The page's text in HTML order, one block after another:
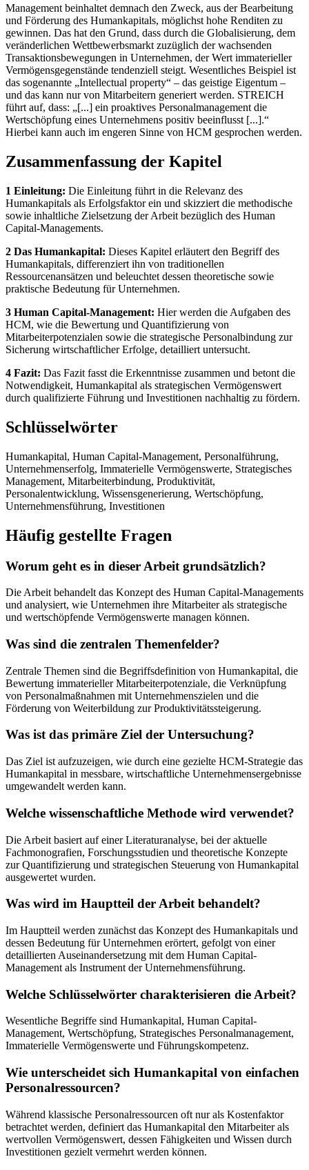
Management beinhaltet demnach den Zweck, aus der Bearbeitung
und Förderung des Humankapitals, möglichst hohe Renditen zu
gewinnen. Das hat den Grund, dass durch die Globalisierung, dem
veränderlichen Wettbewerbsmarkt zuzüglich der wachsenden
Transaktionsbewegungen in Unternehmen, der Wert immaterieller
Vermögensgegenstände tendenziell steigt. Wesentliches Beispiel ist
das sogenannte „Intellectual property“ – das geistige Eigentum –
und das kann nur von Mitarbeitern generiert werden. STREICH
führt auf, dass: „[...] ein proaktives Personalmanagement die
Wertschöpfung eines Unternehmens positiv beeinflusst [...].“
Hierbei kann auch im engeren Sinne von HCM gesprochen werden.
Zusammenfassung der Kapitel
1 Einleitung: Die Einleitung führt in die Relevanz des
Humankapitals als Erfolgsfaktor ein und skizziert die methodische
sowie inhaltliche Zielsetzung der Arbeit bezüglich des Human
Capital-Managements.
2 Das Humankapital: Dieses Kapitel erläutert den Begriff des
Humankapitals, differenziert ihn von traditionellen
Ressourcenansätzen und beleuchtet dessen theoretische sowie
praktische Bedeutung für Unternehmen.
3 Human Capital-Management: Hier werden die Aufgaben des
HCM, wie die Bewertung und Quantifizierung von
Mitarbeiterpotenzialen sowie die strategische Personalbindung zur
Sicherung wirtschaftlicher Erfolge, detailliert untersucht.
4 Fazit: Das Fazit fasst die Erkenntnisse zusammen und betont die
Notwendigkeit, Humankapital als strategischen Vermögenswert
durch qualifizierte Führung und Investitionen nachhaltig zu fördern.
Schlüsselwörter
Humankapital, Human Capital-Management, Personalführung,
Unternehmenserfolg, Immaterielle Vermögenswerte, Strategisches
Management, Mitarbeiterbindung, Produktivität,
Personalentwicklung, Wissensgenerierung, Wertschöpfung,
Unternehmensführung, Investitionen
Häufig gestellte Fragen
Worum geht es in dieser Arbeit grundsätzlich?
Die Arbeit behandelt das Konzept des Human Capital-Managements
und analysiert, wie Unternehmen ihre Mitarbeiter als strategische
und wertschöpfende Vermögenswerte managen können.
Was sind die zentralen Themenfelder?
Zentrale Themen sind die Begriffsdefinition von Humankapital, die
Bewertung immaterieller Mitarbeiterpotenziale, die Verknüpfung
von Personalmaßnahmen mit Unternehmenszielen und die
Förderung von Weiterbildung zur Produktivitätssteigerung.
Was ist das primäre Ziel der Untersuchung?
Das Ziel ist aufzuzeigen, wie durch eine gezielte HCM-Strategie das
Humankapital in messbare, wirtschaftliche Unternehmensergebnisse
umgewandelt werden kann.
Welche wissenschaftliche Methode wird verwendet?
Die Arbeit basiert auf einer Literaturanalyse, bei der aktuelle
Fachmonografien, Forschungsstudien und theoretische Konzepte
zur Quantifizierung und strategischen Steuerung von Humankapital
ausgewertet wurden.
Was wird im Hauptteil der Arbeit behandelt?
Im Hauptteil werden zunächst das Konzept des Humankapitals und
dessen Bedeutung für Unternehmen erörtert, gefolgt von einer
detaillierten Auseinandersetzung mit dem Human Capital-
Management als Instrument der Unternehmensführung.
Welche Schlüsselwörter charakterisieren die Arbeit?
Wesentliche Begriffe sind Humankapital, Human Capital-
Management, Wertschöpfung, Strategisches Personalmanagement,
Immaterielle Vermögenswerte und Führungskompetenz.
Wie unterscheidet sich Humankapital von einfachen
Personalressourcen?
Während klassische Personalressourcen oft nur als Kostenfaktor
betrachtet werden, definiert das Humankapital den Mitarbeiter als
wertvollen Vermögenswert, dessen Fähigkeiten und Wissen durch
Investitionen gezielt vermehrt werden können.